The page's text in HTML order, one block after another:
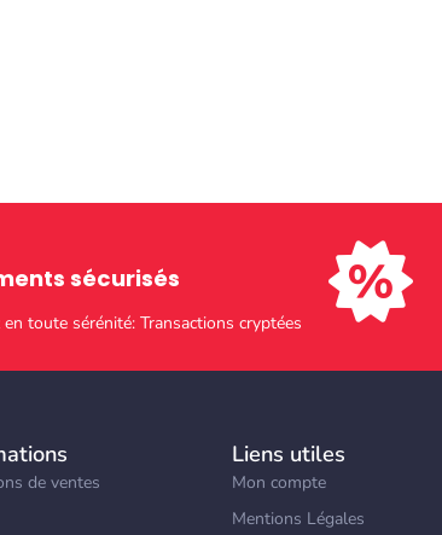
sécurisés​
en toute sérénité: Transactions cryptées
de ventes
Liens utiles
Mon compte
Mentions Légales